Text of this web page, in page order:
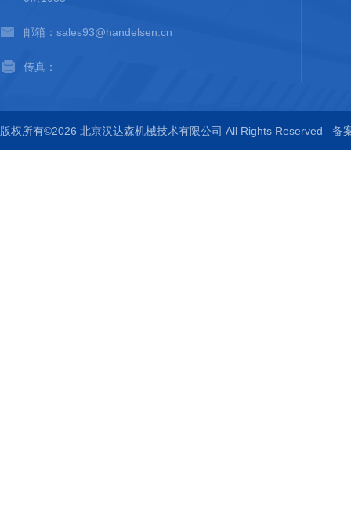
邮箱：sales93@handelsen.cn
传真：
版权所有©2026 北京汉达森机械技术有限公司 All Rights Reserved 备